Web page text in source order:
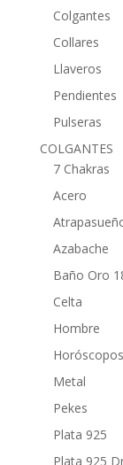
Colgantes
Collares
Llaveros
Pendientes
Pulseras
COLGANTES
7 Chakras
Acero
Azabache
Baño Oro
Celta
Hombre
Horóscopos
Metal
Pekes
Plata 925
Plata 925